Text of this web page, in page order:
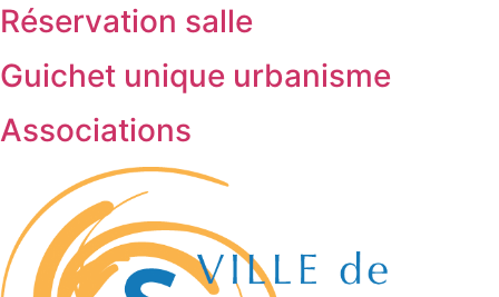
Réservation salle
Guichet unique urbanisme
Associations